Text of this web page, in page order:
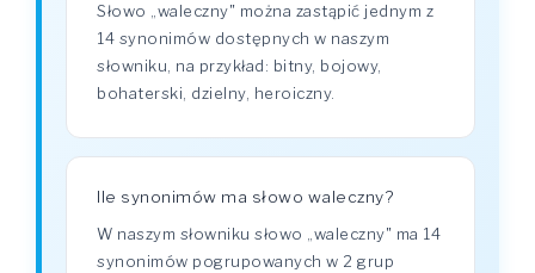
Słowo „waleczny" można zastąpić jednym z
14 synonimów dostępnych w naszym
słowniku, na przykład: bitny, bojowy,
bohaterski, dzielny, heroiczny.
Ile synonimów ma słowo waleczny?
W naszym słowniku słowo „waleczny" ma 14
synonimów pogrupowanych w 2 grup